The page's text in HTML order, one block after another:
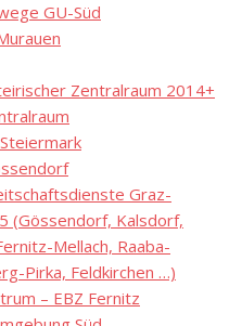
GU-Süd
Zentralraum 2014+
Graz-
(Gössendorf, Kalsdorf,
Mellach, Raaba-
Pirka, Feldkirchen …)
– EBZ Fernitz